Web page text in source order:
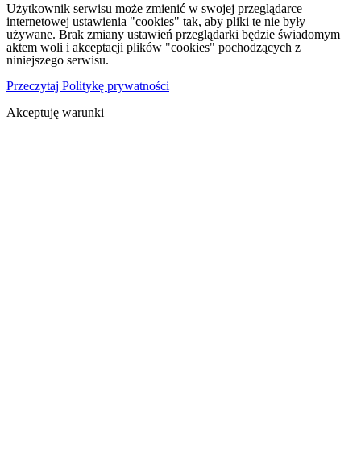
Użytkownik serwisu może zmienić w swojej przeglądarce
internetowej ustawienia "cookies" tak, aby pliki te nie były
używane. Brak zmiany ustawień przeglądarki będzie świadomym
aktem woli i akceptacji plików "cookies" pochodzących z
niniejszego serwisu.
Przeczytaj Politykę prywatności
Akceptuję warunki